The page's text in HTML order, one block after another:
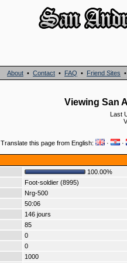
About • Contact • FAQ • Friend Sites
Viewing San
Last
Translate this page from English: · ·
100.00%
Foot-soldier (8995)
Nrg-500
50:06
146 jours
85
0
0
1000